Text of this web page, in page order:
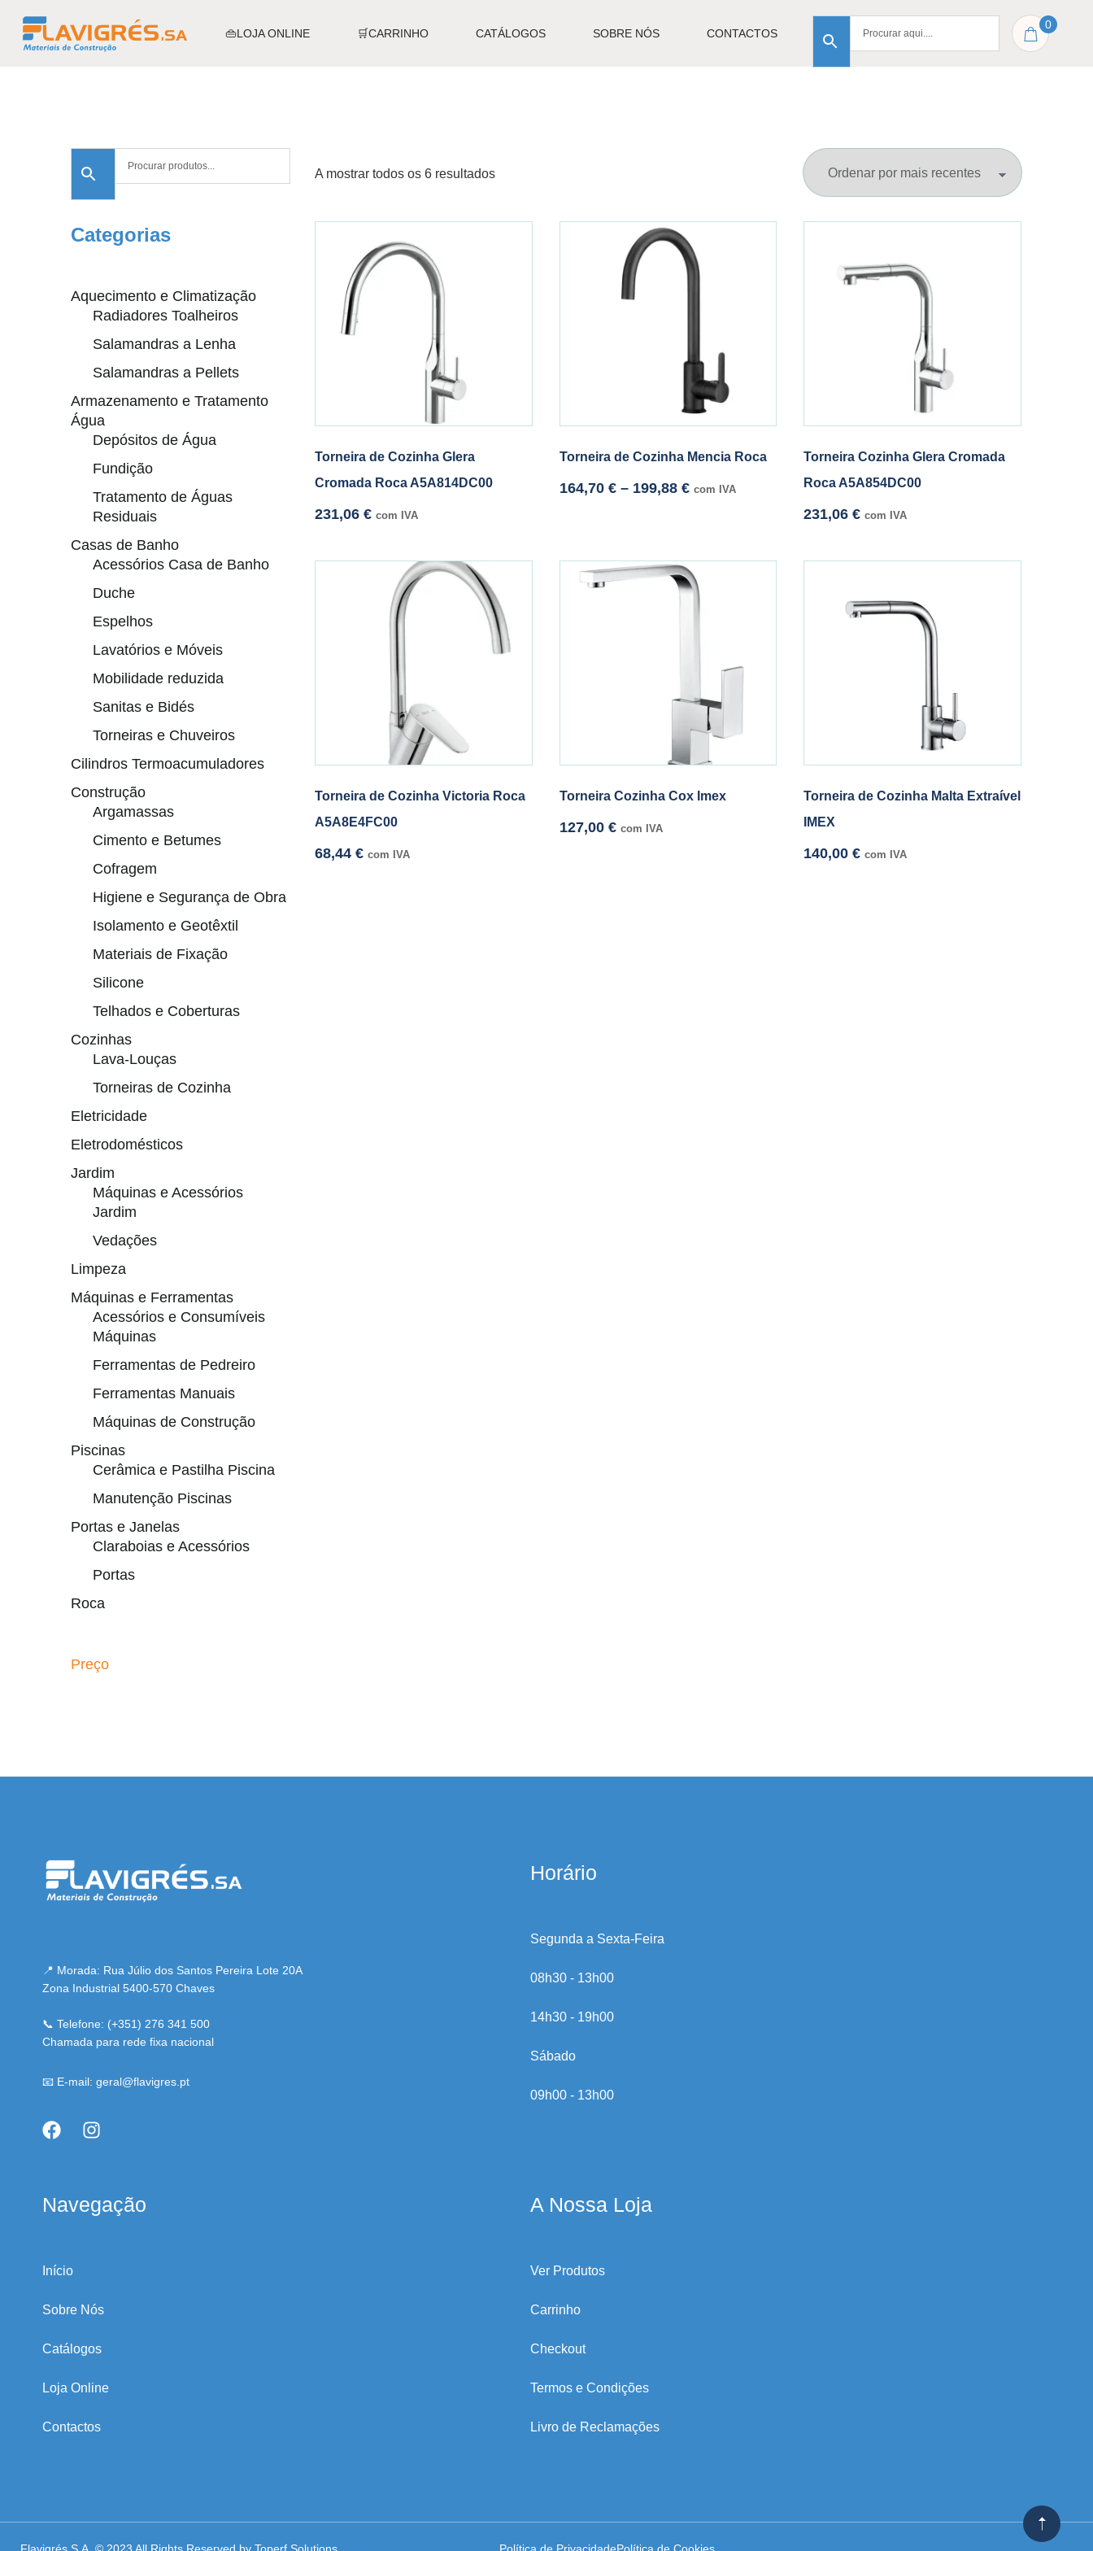
👜LOJA ONLINE 🛒CARRINHO CATÁLOGOS SOBRE NÓS CONTACTOS
0
A mostrar todos os 6 resultados
Torneira de Cozinha Glera
Cromada Roca A5A814DC00
231,06 € com IVA
Torneira de Cozinha Mencia Roca
164,70 € – 199,88 € com IVA
Torneira Cozinha Glera Cromada
Roca A5A854DC00
231,06€ com IVA
Torneira de Cozinha Victoria Roca
A5A8E4FC00
68,44 € com IVA
Torneira Cozinha Cox Imex
127,00 € com IVA
Torneira de Cozinha Malta Extraível
IMEX
140,00€ com IVA
Categorias
Aquecimento e Climatização
Radiadores Toalheiros
Salamandras a Lenha
Salamandras a Pellets
Armazenamento e Tratamento
Água
Depósitos de Água
Fundição
Tratamento de Águas
Residuais
Casas de Banho
Acessórios Casa de Banho
Duche
Espelhos
Lavatórios e Móveis
Mobilidade reduzida
Sanitas e Bidés
Torneiras e Chuveiros
Cilindros Termoacumuladores
Construção
Argamassas
Cimento e Betumes
Cofragem
Higiene e Segurança de Obra
Isolamento e Geotêxtil
Materiais de Fixação
Silicone
Telhados e Coberturas
Cozinhas
Lava-Louças
Torneiras de Cozinha
Eletricidade
Eletrodomésticos
Jardim
Máquinas e Acessórios
Jardim
Vedações
Limpeza
Máquinas e Ferramentas
Acessórios e Consumíveis
Máquinas
Ferramentas de Pedreiro
Ferramentas Manuais
Máquinas de Construção
Piscinas
Cerâmica e Pastilha Piscina
Manutenção Piscinas
Portas e Janelas
Claraboias e Acessórios
Portas
Roca
Preço
📍 Morada: Rua Júlio dos Santos Pereira Lote 20A
Zona Industrial 5400-570 Chaves
📞 Telefone: (+351) 276 341 500
Chamada para rede fixa nacional
📧 E-mail: geral@flavigres.pt
Horário
Segunda a Sexta-Feira
08h30 - 13h00
14h30 - 19h00
Sábado
09h00 - 13h00
Navegação
Início
Sobre Nós
Catálogos
Loja Online
Contactos
A Nossa Loja
Ver Produtos
Carrinho
Checkout
Termos e Condições
Livro de Reclamações